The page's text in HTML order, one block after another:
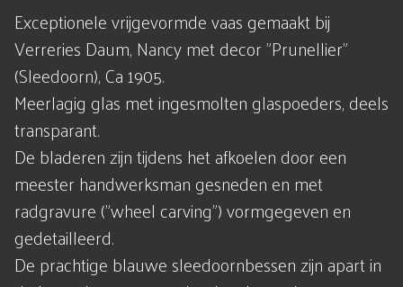
Exceptionele vrijgevormde vaas gemaakt bij
Verreries Daum, Nancy met decor "Prunellier"
(Sleedoorn), Ca 1905.
Meerlagig glas met ingesmolten glaspoeders, deels
transparant.
De bladeren zijn tijdens het afkoelen door een
meester handwerksman gesneden en met
radgravure ("wheel carving") vormgegeven en
gedetailleerd.
De prachtige blauwe sleedoornbessen zijn apart in